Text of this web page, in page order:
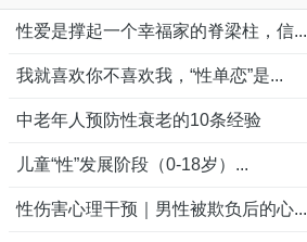
性爱是撑起一个幸福家的脊梁柱，信...
我就喜欢你不喜欢我，“性单恋”是...
中老年人预防性衰老的10条经验
儿童“性”发展阶段（0-18岁）...
性伤害心理干预｜男性被欺负后的心...